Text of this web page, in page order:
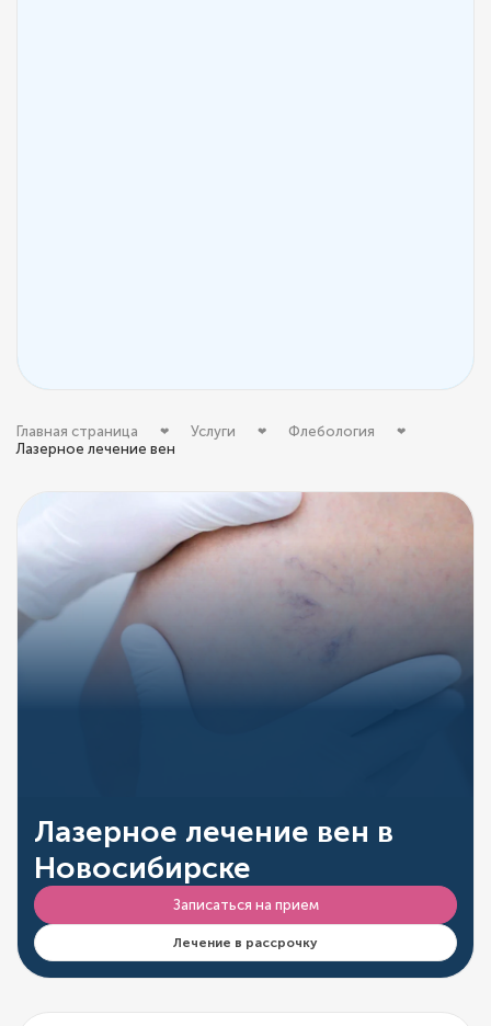
Главная страница Услуги
Флебология
Лазерное лечение вен
Лазерное лечение вен в
Новосибирске
Записаться на прием
Лечение в рассрочку